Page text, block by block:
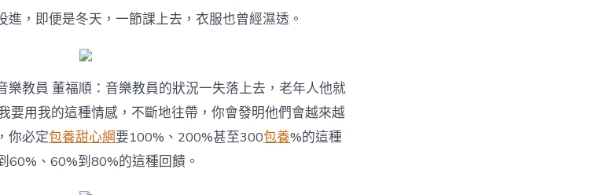
進，即便是冬天，一節課上去，衣服也曾經濕透。
樂教員 董福順：音樂教員的狀況一失落上去，老年人他就
要用我的這種情感，不斷地往帶，你會發明他們會越來越
你必定包養甜心網要100%、200%甚至300包養%的這種
60%、60%到80%的這種回饋。